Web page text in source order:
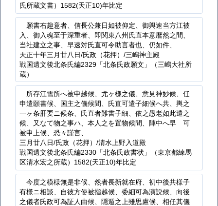
氏所蔵文書）1582(天正10)年比定
願書右趣意者、信長公兼日如被仰定、御輿速当方江被
入、御入魂至于深重者、即関東八州氏直本意暦然之間、
当社建立之事、早速対氏直可令助言者也、仍如件、
天正十年三月廿八日/氏政（花押）/三嶋神主殿
戦国遺文後北条氏編2329「北条氏政願文」（三嶋大社所
蔵）
所存江雪所へ被申越候、尤ヶ様之儀、意見神妙候、任
申遣願書候、国主之儀候間、氏直可遣子細候へ共、輿之
一ヶ条肝要ニ候条、氏直者難書子細、依之愚老如此遣之
候、又なて物之事ハ、本人之を置物候間、陣中へ早ゝ可
被申上候、恐々謹言、
三月廿八日/氏政（花押）/清水上野入道殿
戦国遺文後北条氏編2330「北条氏政書状」（東京都練馬
区清水宏之所蔵）1582(天正10)年比定
今度之模様無是非候、然者長新就在府、初中後共様子
有様ニ相談、自彼方使被指越候、委細可為演説候、向後
之儀者氏政可為証人由候、隠遁之上雖思慮候、相任其儀